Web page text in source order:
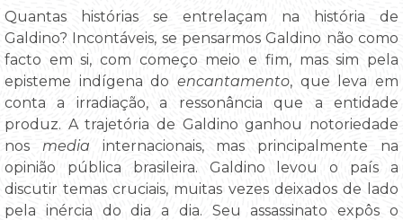
Quantas histórias se entrelaçam na história de
Galdino? Incontáveis, se pensarmos Galdino não como
facto em si, com começo meio e fim, mas sim pela
episteme indígena do encantamento, que leva em
conta a irradiação, a ressonância que a entidade
produz. A trajetória de Galdino ganhou notoriedade
nos media internacionais, mas principalmente na
opinião pública brasileira. Galdino levou o país a
discutir temas cruciais, muitas vezes deixados de lado
pela inércia do dia a dia. Seu assassinato expôs o